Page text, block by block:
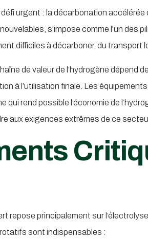
urgent : la décarbonation
s’impose comme l’un
difficiles à décarboner, du transport
de valeur de l’hydrogène dépend
à l’utilisation finale. Les
qui rend possible l’économie de
aux exigences extrêmes de ce
repose principalement sur
sont indispensables :